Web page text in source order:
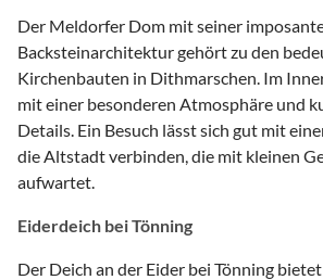
Der Meldorfer Dom mit seiner
Backsteinarchitektur gehört zu den
Kirchenbauten in Dithmarschen. Im
mit einer besonderen Atmosphäre und
Details. Ein Besuch lässt sich gut mit
die Altstadt verbinden, die mit kleinen
aufwartet.
Eiderdeich bei Tönning
Der Deich an der Eider bei Tönning